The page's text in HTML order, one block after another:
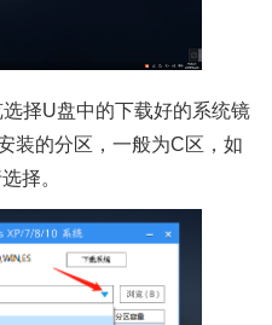
择U盘中的下载好的系统镜
装的分区，一般为C区，如
择。